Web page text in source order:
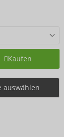
Kaufen
auswählen